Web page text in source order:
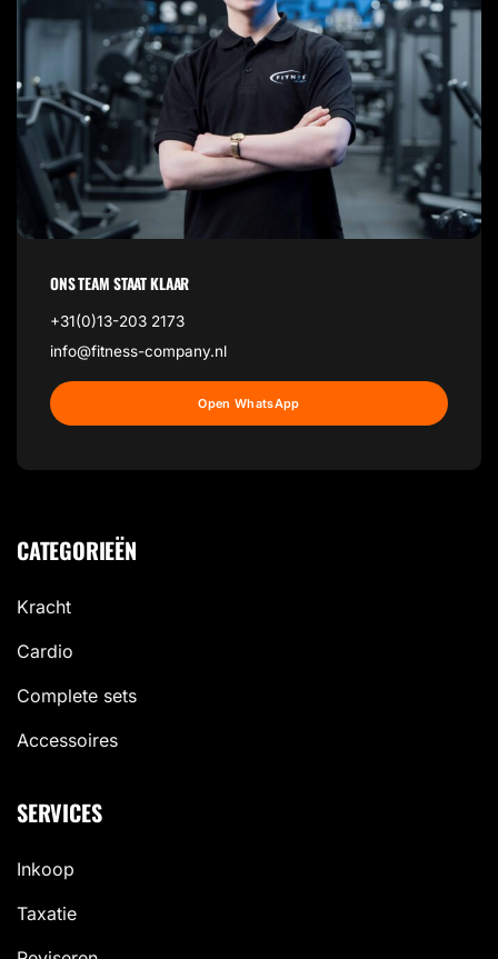
ONS TEAM STAAT KLAAR
+31(0)13-203 2173
info@fitness-company.nl
Open WhatsApp
CATEGORIEËN
Kracht
Cardio
Complete sets
Accessoires
SERVICES
Inkoop
Taxatie